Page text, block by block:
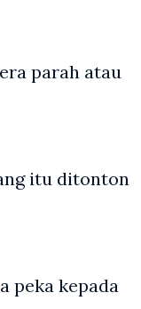
parah atau
itu ditonton
peka kepada